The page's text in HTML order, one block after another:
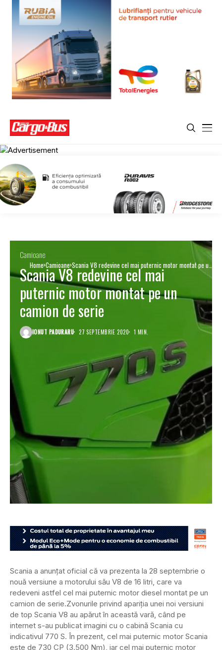
Home Camioane Scania V8 redevine cel mai puternic motor montat pe un
camion de serie
Camioane
Scania V8 redevine cel mai
puternic motor montat pe un
camion de serie
IONUT PADURARU 27 SEPTEMBRIE 2020 1 MIN.
Scania a anunțat oficial că va prezenta la 28 septembrie o
nouă versiune a motorului său V8 de 16 litri, care va
redeveni astfel cel mai puternic motor diesel montat pe un
camion de serie.Zvonurile privind apariția unei noi versiuni
de top Scania V8 au apărut în această vară, când pe
internet s-au publicat imagini cu o cabină Scania cu
indicativul 770 S. În prezent, cel mai puternic motor Scania
este de 730 CP (3.500 Nm), iar cel mai puternic motor